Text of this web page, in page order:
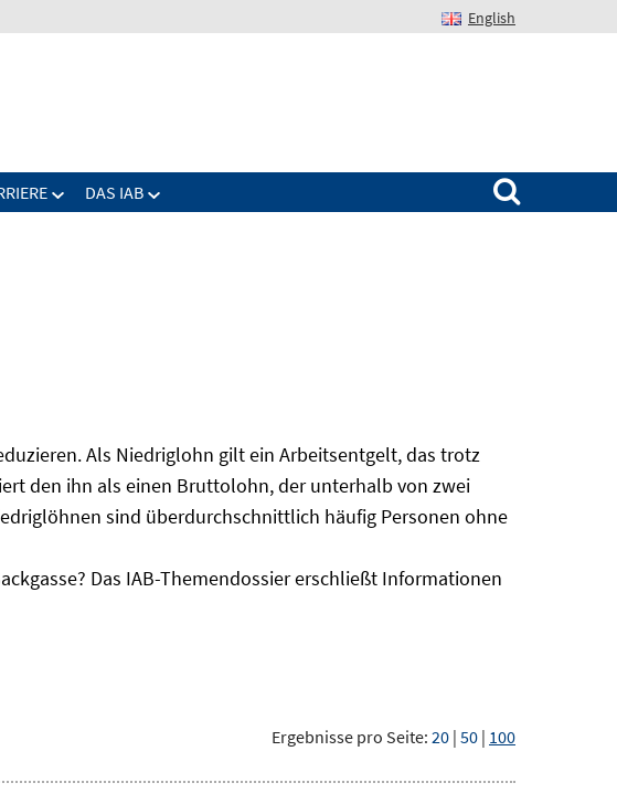
English
DAS IAB
Suchen nach:
Als Niedriglohn gilt ein Arbeitsentgelt, das trotz
den ihn als einen Bruttolohn, der unterhalb von zwei
sind überdurchschnittlich häufig Personen ohne
Das IAB-Themendossier erschließt Informationen
Ergebnisse pro Seite: 20 | 50 | 100